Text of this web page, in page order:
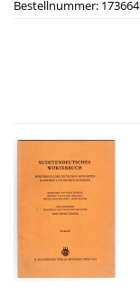
Bestellnummer: 173664